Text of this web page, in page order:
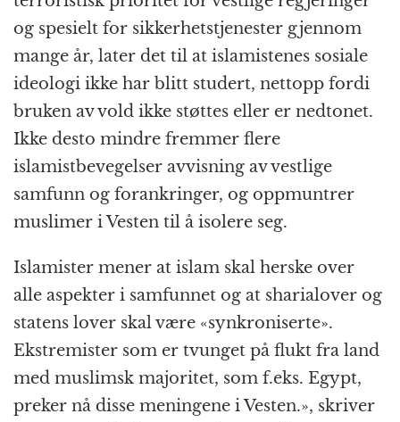
og spesielt for sikkerhetstjenester gjennom
mange år, later det til at islamistenes sosiale
ideologi ikke har blitt studert, nettopp fordi
bruken av vold ikke støttes eller er nedtonet.
Ikke desto mindre fremmer flere
islamistbevegelser avvisning av vestlige
samfunn og forankringer, og oppmuntrer
muslimer i Vesten til å isolere seg.
Islamister mener at islam skal herske over
alle aspekter i samfunnet og at sharialover og
statens lover skal være «synkroniserte».
Ekstremister som er tvunget på flukt fra land
med muslimsk majoritet, som f.eks. Egypt,
preker nå disse meningene i Vesten.», skriver